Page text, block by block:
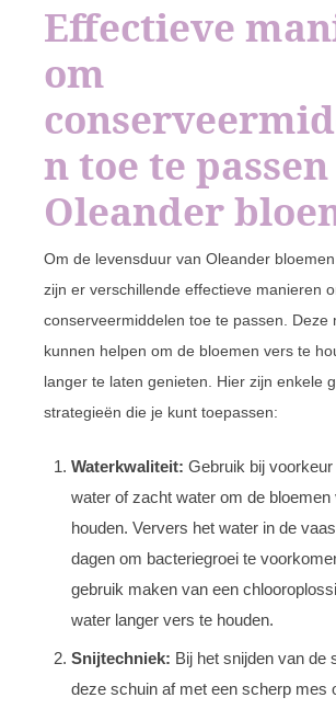
Effectieve
om
n toe te
Oleander
Om de levensduur van Oleander bloemen
zijn er verschillende effectieve manieren
conserveermiddelen toe te passen. Deze
kunnen helpen om de bloemen vers te
langer te laten genieten. Hier zijn enkele
strategieën die je kunt toepassen:
Waterkwaliteit: Gebruik bij
water of zacht water om de bloemen
houden. Ververs het water in de
dagen om bacteriegroei te
gebruik maken van een
water langer vers te houden.
Snijtechniek: Bij het snijden van de
deze schuin af met een scherp mes